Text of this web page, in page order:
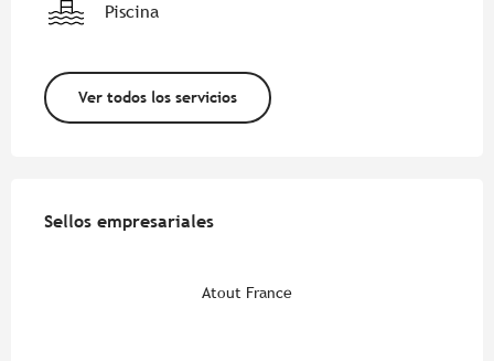
Piscina
Ver todos los servicios
Sellos empresariales
Sellos empresariales
Atout France